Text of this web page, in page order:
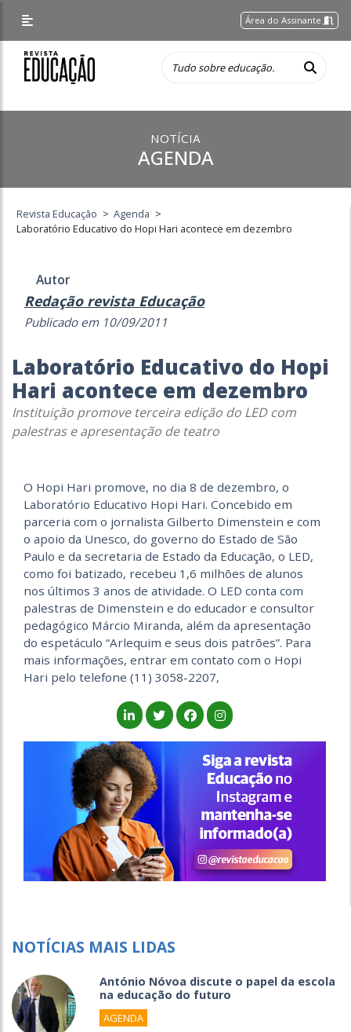
Área do Assinante
NOTÍCIA
AGENDA
Revista Educação > Agenda >
Laboratório Educativo do Hopi Hari acontece em dezembro
Autor
Redação revista Educação
Publicado em 10/09/2011
Laboratório Educativo do Hopi
Hari acontece em dezembro
Instituição promove terceira edição do LED com
palestras e apresentação de teatro
O Hopi Hari promove, no dia 8 de dezembro, o
Laboratório Educativo Hopi Hari. Concebido em
parceria com o jornalista Gilberto Dimenstein e com
o apoio da Unesco, do governo do Estado de São
Paulo e da secretaria de Estado da Educação, o LED,
como foi batizado, recebeu 1,6 milhões de alunos
nos últimos 3 anos de atividade. O LED conta com
palestras de Dimenstein e do educador e consultor
pedagógico Márcio Miranda, além da apresentação
do espetáculo “Arlequim e seus dois patrões”. Para
mais informações, entrar em contato com o Hopi
Hari pelo telefone (11) 3058-2207,
NOTÍCIAS MAIS LIDAS
António Nóvoa discute o papel da escola
na educação do futuro
AGENDA